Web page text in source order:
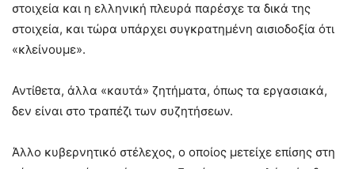
στοιχεία και η ελληνική πλευρά παρέσχε τα δικά της
στοιχεία, και τώρα υπάρχει συγκρατημένη αισιοδοξία ότι
«κλείνουμε».
Αντίθετα, άλλα «καυτά» ζητήματα, όπως τα εργασιακά,
δεν είναι στο τραπέζι των συζητήσεων.
Άλλο κυβερνητικό στέλεχος, ο οποίος μετείχε επίσης στη